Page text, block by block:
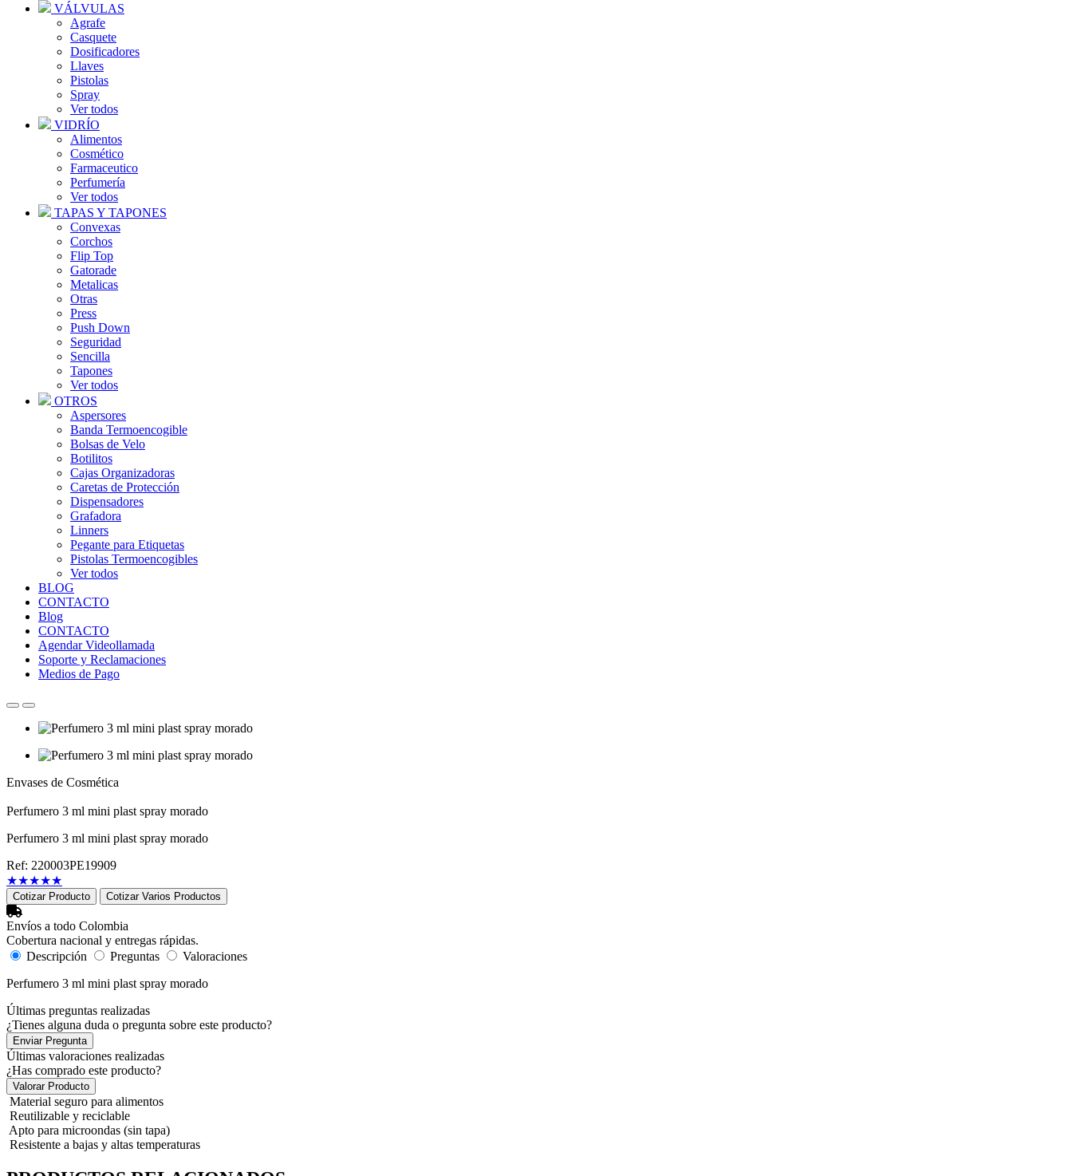
VÁLVULAS
Agrafe
Casquete
Dosificadores
Llaves
Pistolas
Spray
Ver todos
VIDRÍO
Alimentos
Cosmético
Farmaceutico
Perfumería
Ver todos
TAPAS Y TAPONES
Convexas
Corchos
Flip Top
Gatorade
Metalicas
Otras
Press
Push Down
Seguridad
Sencilla
Tapones
Ver todos
OTROS
Aspersores
Banda Termoencogible
Bolsas de Velo
Botilitos
Cajas Organizadoras
Caretas de Protección
Dispensadores
Grafadora
Linners
Pegante para Etiquetas
Pistolas Termoencogibles
Ver todos
BLOG
CONTACTO
Blog
CONTACTO
Agendar Videollamada
Soporte y Reclamaciones
Medios de Pago
Envases de Cosmética
Perfumero 3 ml mini plast spray morado
Perfumero 3 ml mini plast spray morado
Ref: 220003PE19909
★★★★★
Cotizar Producto Cotizar Varios Productos
Envíos a todo Colombia
Cobertura nacional y entregas rápidas.
Descripción
Preguntas
Valoraciones
Perfumero 3 ml mini plast spray morado
Últimas preguntas realizadas
¿Tienes alguna duda o pregunta sobre este producto?
Enviar Pregunta
Últimas valoraciones realizadas
¿Has comprado este producto?
Valorar Producto
Material seguro para alimentos
Reutilizable y reciclable
Apto para microondas (sin tapa)
Resistente a bajas y altas temperaturas